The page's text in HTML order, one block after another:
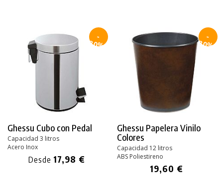
-
30%
Ghessu Cubo con Pedal
Capacidad 3 litros
Acero Inox
Desde 17,98 €
-
30%
Ghessu Papelera Vinilo
Colores
Capacidad 12 litros
ABS Poliestireno
19,60 €